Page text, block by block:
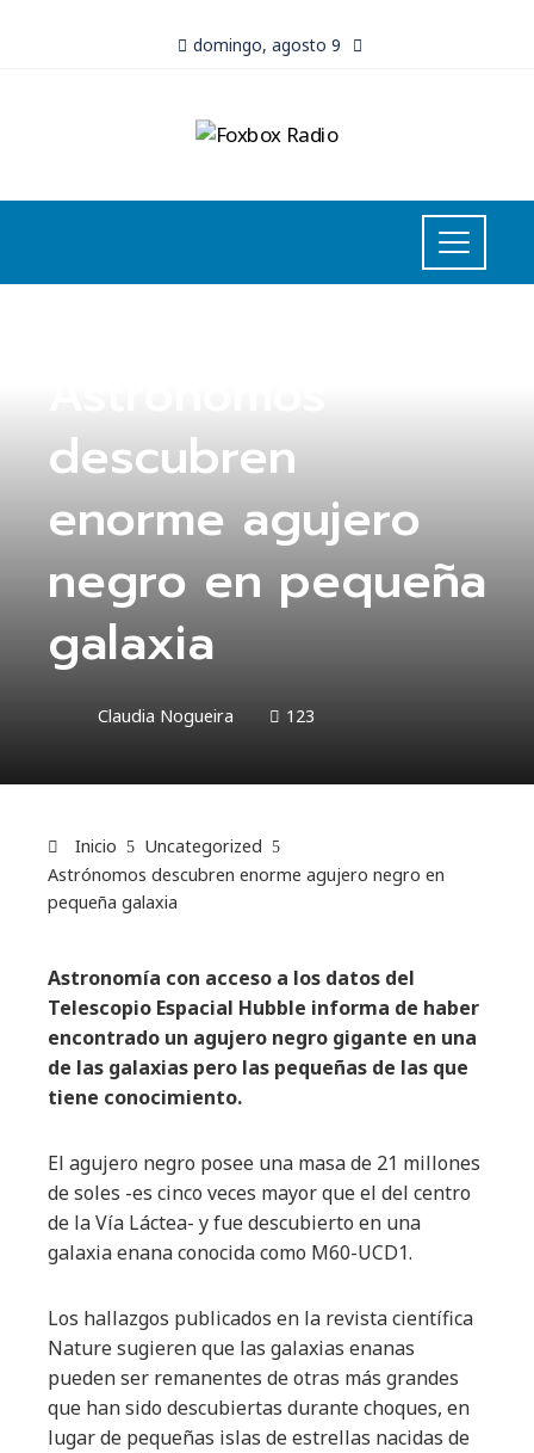
domingo, agosto 9
descubren
enorme agujero
negro en pequeña
galaxia
Claudia Nogueira 123
Inicio
Uncategorized
Astrónomos descubren enorme agujero negro en
pequeña galaxia
Astronomía con acceso a los datos del
Telescopio Espacial Hubble informa de haber
encontrado un agujero negro gigante en una
de las galaxias pero las pequeñas de las que
tiene conocimiento.
El agujero negro posee una masa de 21 millones
de soles -es cinco veces mayor que el del centro
de la Vía Láctea- y fue descubierto en una
galaxia enana conocida como M60-UCD1.
Los hallazgos publicados en la revista científica
Nature sugieren que las galaxias enanas
pueden ser remanentes de otras más grandes
que han sido descubiertas durante choques, en
lugar de pequeñas islas de estrellas nacidas de